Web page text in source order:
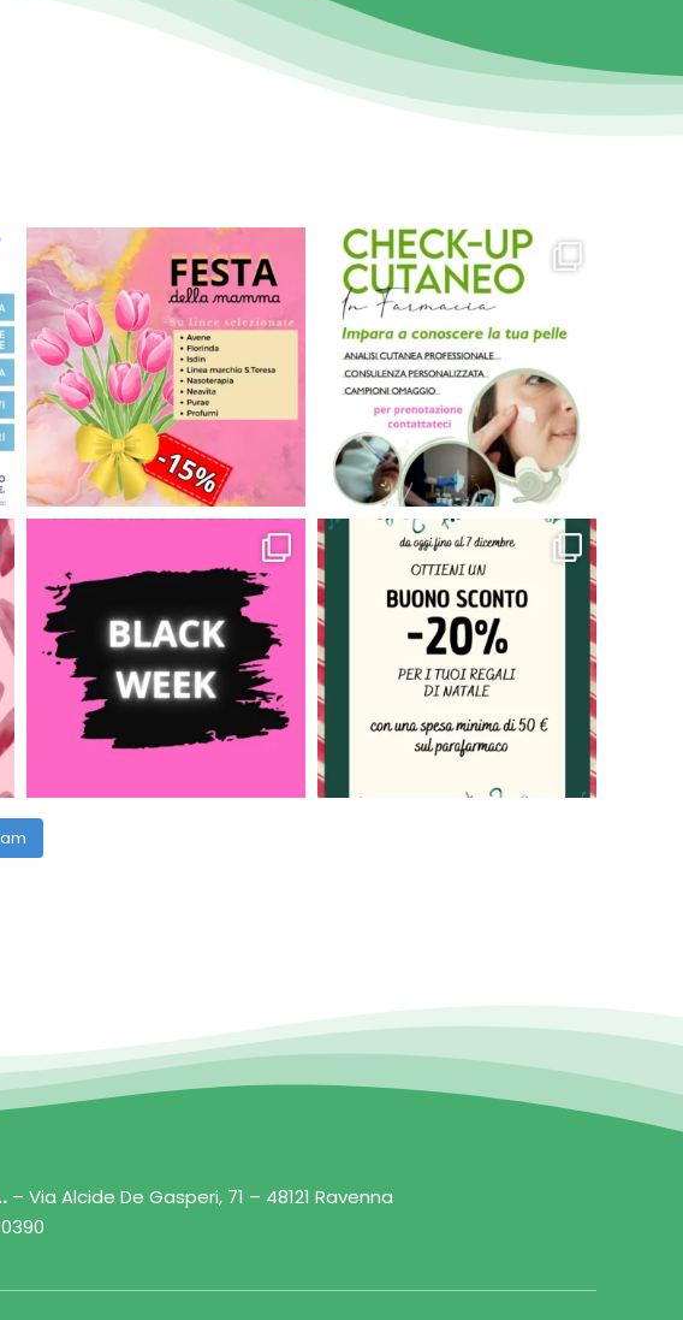
– Via Alcide De Gasperi, 71 – 48121 Ravenna